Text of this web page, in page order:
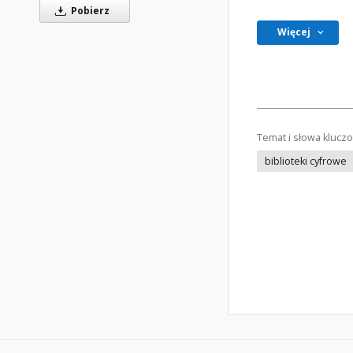
Pobierz
Więcej
Temat i słowa
biblioteki cyfrowe